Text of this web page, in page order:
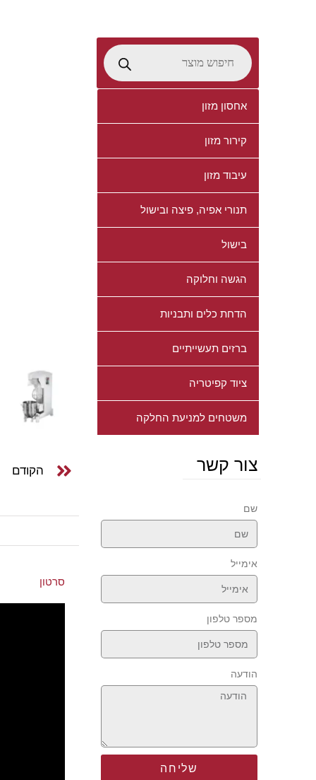
אחסון מזון
קירור מזון
עיבוד מזון
תנורי אפיה, פיצה ובישול
בישול
הגשה וחלוקה
הדחת כלים ותבניות
ברזים תעשייתיים
ציוד קפיטריה
משטחים למניעת החלקה
צור קשר
שם
אימייל
מספר טלפון
הודעה
שליחה
הקודם
סרטון